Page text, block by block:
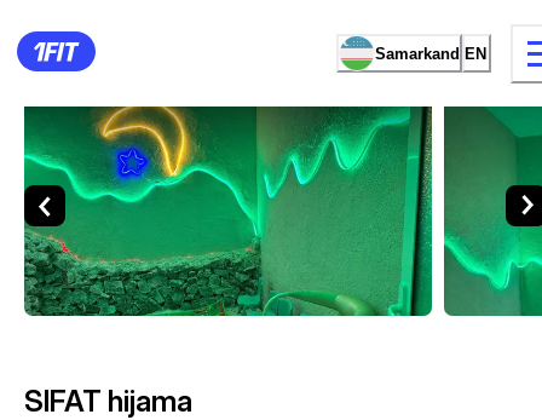
Samarkand EN
9 types of classes Female
SIFAT hijama — Body
SIFAT hijama